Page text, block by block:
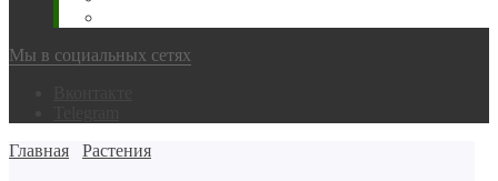
Мы в социальных сетях
Главная
Растения